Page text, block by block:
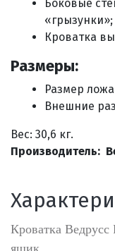
Боковые
«грызунки»;
Кроватка
Размеры:
Размер ложа
Внешние
Вес: 30,6 кг.
Производитель:
Кроватка Ведрусс
ящик